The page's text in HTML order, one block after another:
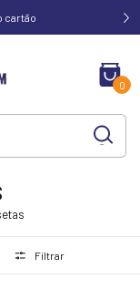
cartão
0
Filtrar